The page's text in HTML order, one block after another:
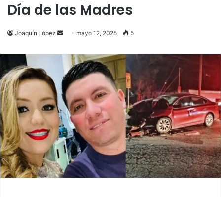
Día de las Madres
Joaquín López
Send
email
mayo 12, 2025 5